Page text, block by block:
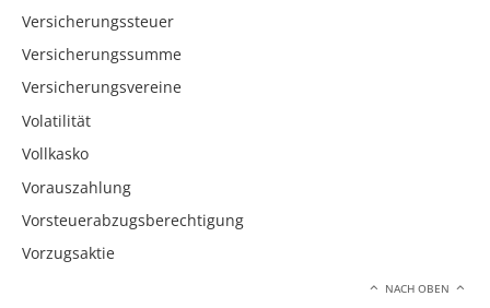
Versicherungssteuer
Versicherungssumme
Versicherungsvereine
Volatilität
Vollkasko
Vorauszahlung
Vorsteuerabzugsberechtigung
Vorzugsaktie
NACH OBEN